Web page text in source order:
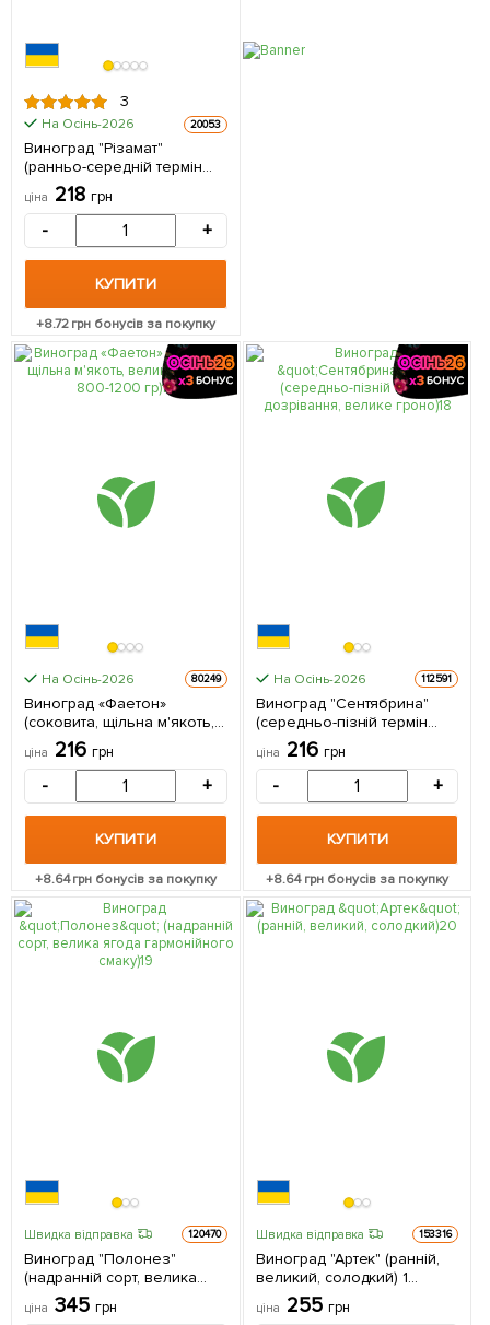
3
На Осінь-2026 20053
Виноград "Різамат"
(ранньо-середній термін
дозрівання,
високоврожайний сорт) 1
саджанець в упаковці
ціна 218 грн
- +
КУПИТИ
+8.72грн бонусів за покупку
На Осінь-2026 80249
Виноград «Фаетон»
(соковита, щільна м'якоть,
велика гроздь 800-1200 гр)
1 саджанець в упаковці
ціна 216 грн
- +
КУПИТИ
+8.64грн бонусів за покупку
На Осінь-2026 112591
Виноград "Сентябрина"
(середньо-пізній термін
дозрівання, велике гроно)
1 саджанець в упаковці
ціна 216 грн
- +
КУПИТИ
+8.64грн бонусів за покупку
Швидка відправка 120470
Виноград "Полонез"
(надранній сорт, велика
ягода гармонійного смаку)
1 саджанець в упаковці
ціна 345 грн
Швидка відправка 153316
Виноград "Артек" (ранній,
великий, солодкий) 1
саджанець в упаковці
ціна 255 грн